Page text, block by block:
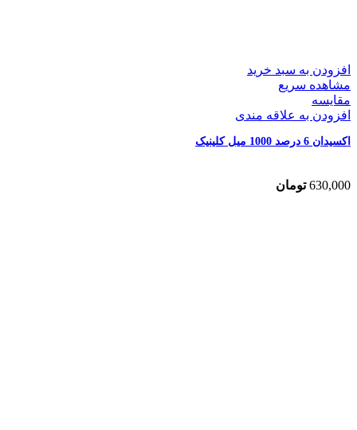
افزودن به سبد خرید
مشاهده سریع
مقایسه
افزودن به علاقه مندی
اکسیدان 6 درصد 1000 میل کلینیک
630,000 تومان